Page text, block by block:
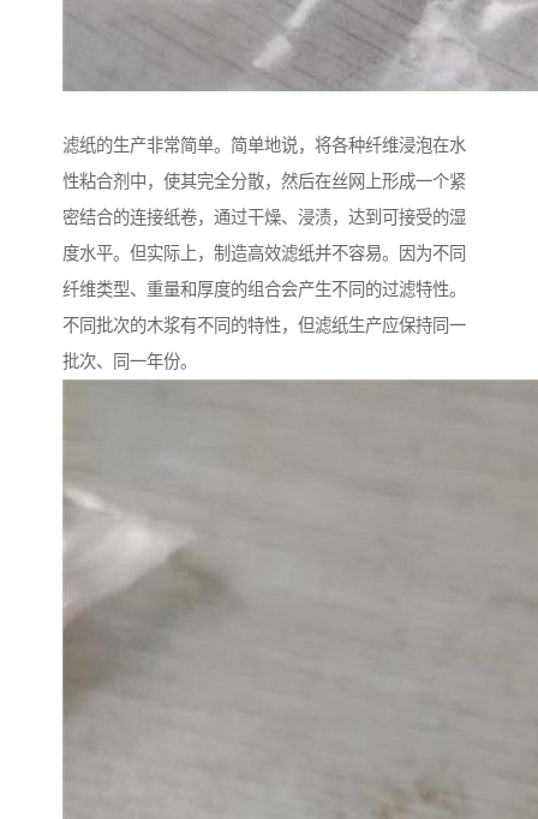
滤纸的生产非常简单。简单地说，将各种纤维浸泡在水
性粘合剂中，使其完全分散，然后在丝网上形成一个紧
密结合的连接纸卷，通过干燥、浸渍，达到可接受的湿
度水平。但实际上，制造高效滤纸并不容易。因为不同
纤维类型、重量和厚度的组合会产生不同的过滤特性。
不同批次的木浆有不同的特性，但滤纸生产应保持同一
批次、同一年份。